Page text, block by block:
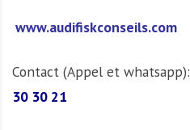
www.audifiskconseils.com
Contact (Appel et whatsapp):
30 30 21